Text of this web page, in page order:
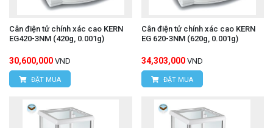
Cân điện tử chính xác cao KERN
EG420-3NM (420g, 0.001g)
30,600,000 VND
ĐẶT MUA
Cân điện tử chính xác cao KERN
EG 620-3NM (620g, 0.001g)
34,303,000 VND
ĐẶT MUA